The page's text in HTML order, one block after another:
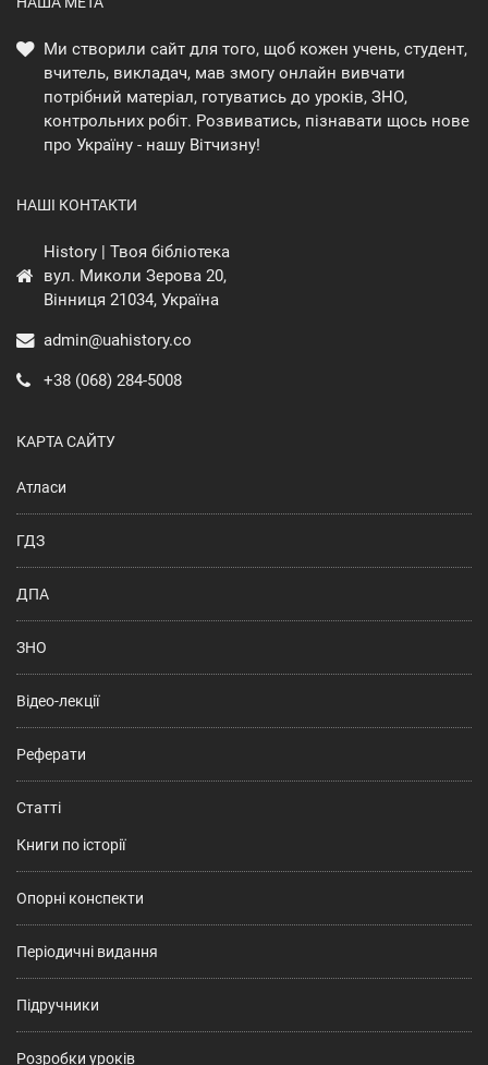
Ми створили сайт для того, щоб кожен учень, студент,
вчитель, викладач, мав змогу онлайн вивчати
потрібний матеріал, готуватись до уроків, ЗНО,
контрольних робіт. Розвиватись, пізнавати щось нове
про Україну - нашу Вітчизну!
НАШІ КОНТАКТИ
History | Твоя бібліотека
вул. Миколи Зерова 20,
Вінниця 21034, Україна
admin@uahistory.co
+38 (068) 284-5008
КАРТА САЙТУ
Атласи
ГДЗ
ДПА
ЗНО
Відео-лекції
Реферати
Статті
Книги по історії
Опорні конспекти
Періодичні видання
Підручники
Розробки уроків